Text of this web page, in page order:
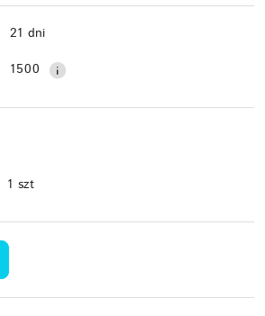
Wyślij
21 dni
1500
1 szt